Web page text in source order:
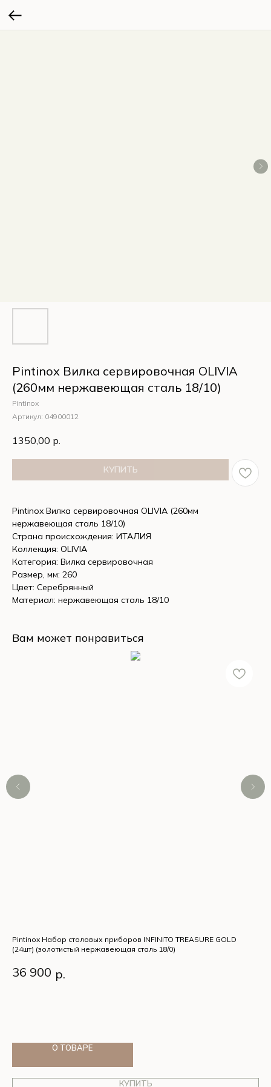
Pintinox Вилка сервировочная OLIVIA
(260мм нержавеющая сталь 18/10)
Pintinox
Артикул: 04900012
1350,00 р.
КУПИТЬ
Pintinox Вилка сервировочная OLIVIA (260мм
нержавеющая сталь 18/10)
Страна происхождения: ИТАЛИЯ
Коллекция: OLIVIA
Категория: Вилка сервировочная
Размер, мм: 260
Цвет: Серебрянный
Материал: нержавеющая сталь 18/10
Вам может понравиться
Pintinox Набор столовых приборов INFINITO TREASURE GOLD
(24шт) (золотистый нержавеющая сталь 18/0)
GOLD (24шт) (золотистый нержавеющая сталь 18/0)
36 900 р.
О ТОВАРЕ
КУПИТЬ